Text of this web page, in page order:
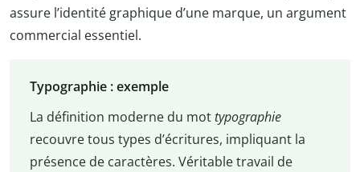
assure l’identité graphique d’une marque, un argument
commercial essentiel.
Typographie : exemple
La définition moderne du mottypographie
recouvre tous types d’écritures, impliquant la
présence de caractères. Véritable travail de